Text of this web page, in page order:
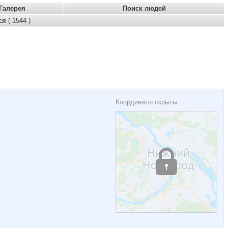
Галерея
Поиск людей
( 1544 )
Координаты скрыты